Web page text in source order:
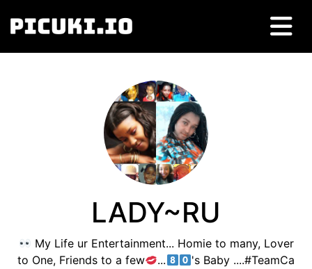
LADY~RU
My Life ur Entertainment... Homie to many, Lover
to One, Friends to a few ...
's Baby ....#TeamCa